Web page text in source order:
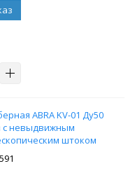
ABRA KV-01 Ду50
с невыдвижным
штоком
штурвал,
ключ, без